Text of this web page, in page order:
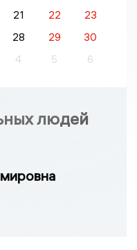
21 22
23
28 29
30
4 5 6
людей